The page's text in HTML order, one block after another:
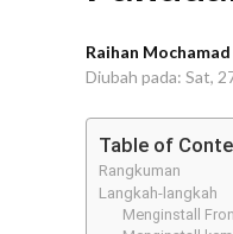
Raihan Mochamad
Diubah pada: Sat,
Table of
Rangkuman
Langkah-langkah
Menginstall